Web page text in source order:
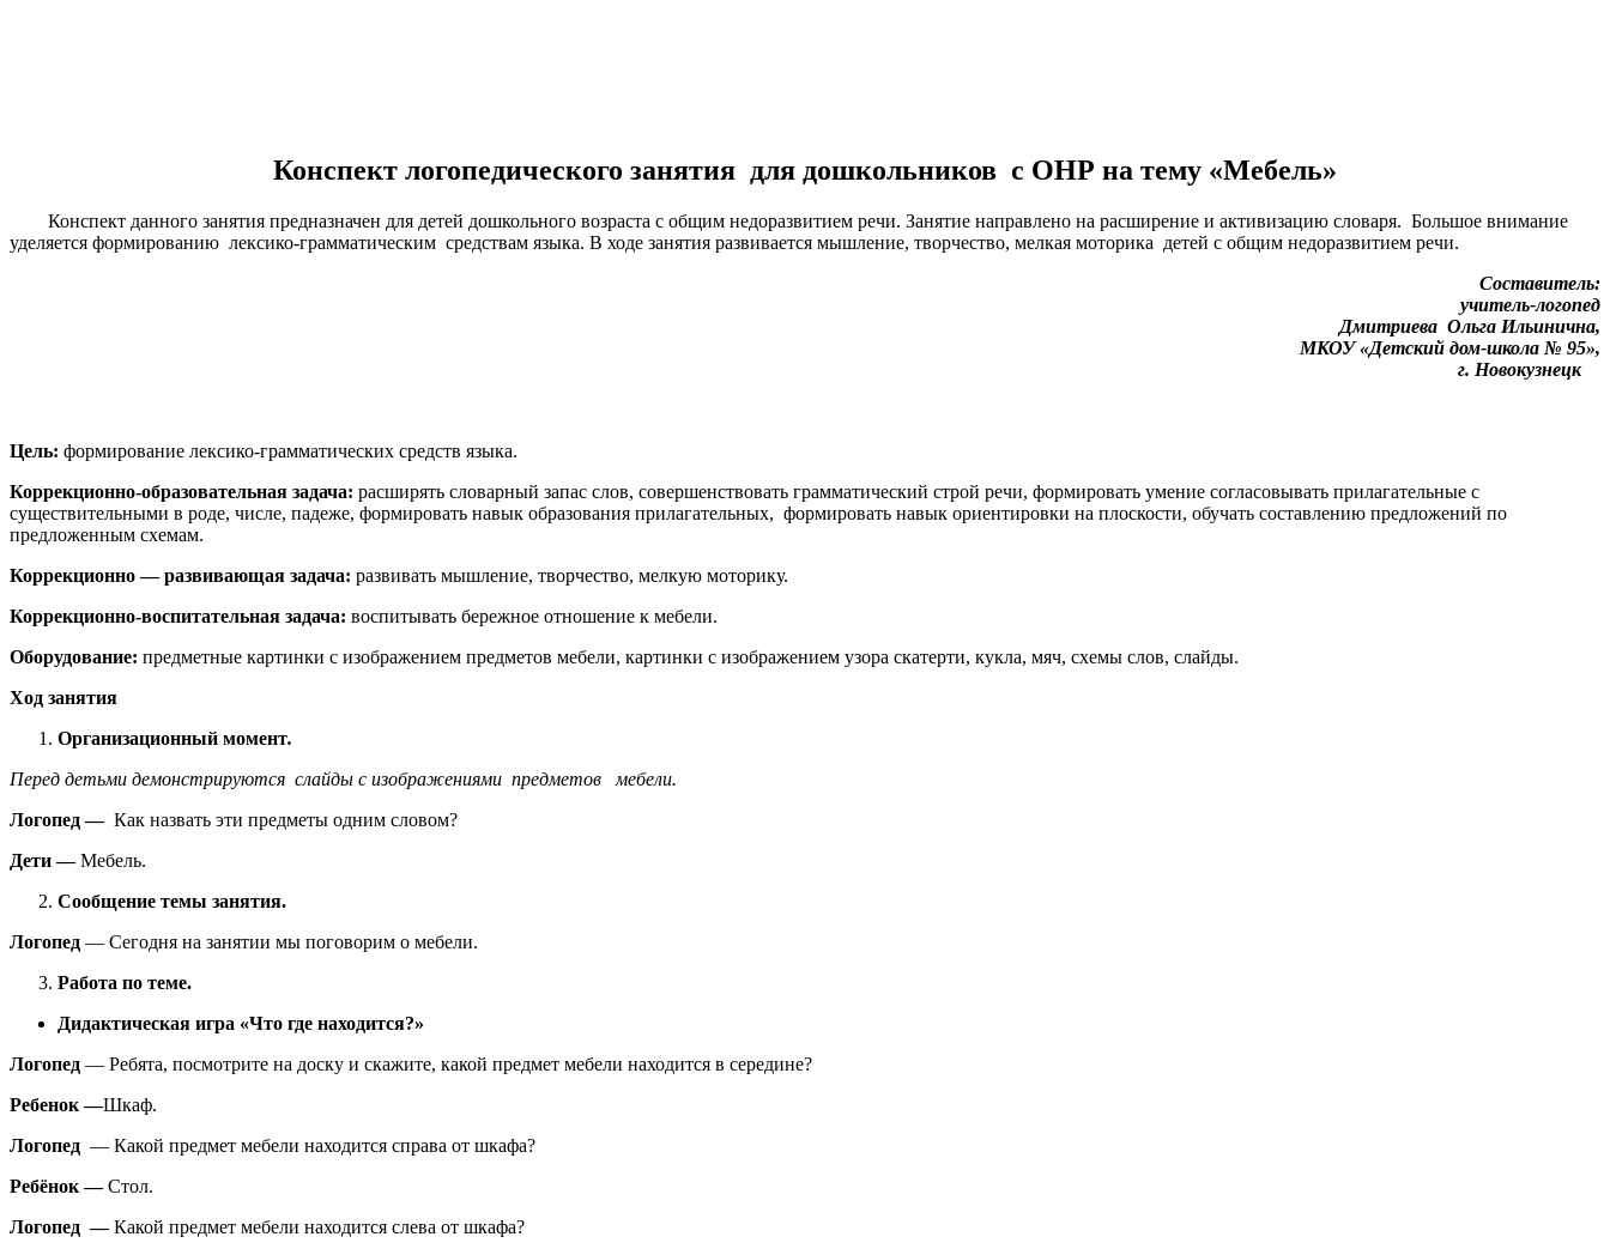
Конспект логопедического занятия для дошкольников с ОНР на тему «Мебель»
Конспект данного занятия предназначен для детей дошкольного возраста с общим недоразвитием речи. Занятие направлено на расширение и активизацию словаря. Большое внимание
уделяется формированию лексико-грамматическим средствам языка. В ходе занятия развивается мышление, творчество, мелкая моторика детей с общим недоразвитием речи.
Составитель:
учитель-логопед
Дмитриева Ольга Ильинична,
МКОУ «Детский дом-школа № 95»,
г. Новокузнецк
Цель: формирование лексико-грамматических средств языка.
Коррекционно-образовательная задача: расширять словарный запас слов, совершенствовать грамматический строй речи, формировать умение согласовывать прилагательные с
существительными в роде, числе, падеже, формировать навык образования прилагательных, формировать навык ориентировки на плоскости, обучать составлению предложений по
предложенным схемам.
Коррекционно — развивающая задача: развивать мышление, творчество, мелкую моторику.
Коррекционно-воспитательная задача: воспитывать бережное отношение к мебели.
Оборудование: предметные картинки с изображением предметов мебели, картинки с изображением узора скатерти, кукла, мяч, схемы слов, слайды.
Ход занятия
Организационный момент.
Перед детьми демонстрируются слайды с изображениями предметов мебели.
Логопед —Как назвать эти предметы одним словом?
Дети —Мебель.
Сообщение темы занятия.
Логопед — Сегодня на занятии мы поговорим о мебели.
Работа по теме.
Дидактическая игра «Что где находится?»
Логопед — Ребята, посмотрите на доску и скажите, какой предмет мебели находится в середине?
Ребенок —Шкаф.
Логопед — Какой предмет мебели находится справа от шкафа?
Ребёнок —Стол.
Логопед —Какой предмет мебели находится слева от шкафа?